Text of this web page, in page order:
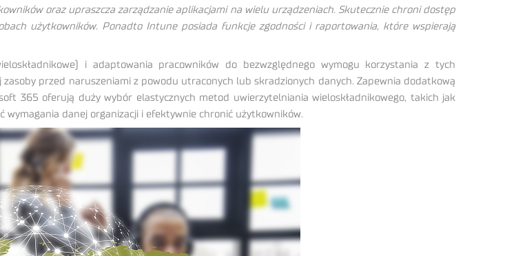
oraz upraszcza zarządzanie aplikacjami na wielu urządzeniach. Skutecznie chroni dostęp
użytkowników. Ponadto Intune posiada funkcje zgodności i raportowania, które wspierają
i adaptowania pracowników do bezwzględnego wymogu korzystania z tych
przed naruszeniami z powodu utraconych lub skradzionych danych. Zapewnia dodatkową
365 oferują duży wybór elastycznych metod uwierzytelniania wieloskładnikowego, takich jak
wymagania danej organizacji i efektywnie chronić użytkowników.